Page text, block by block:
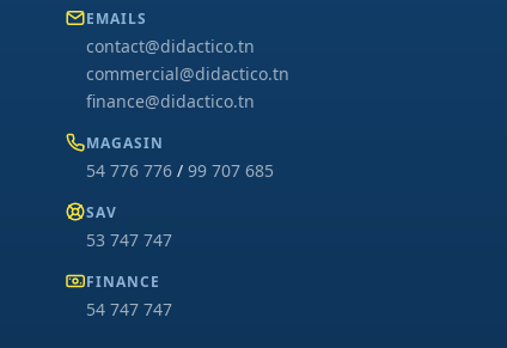
EMAILS
contact@didactico.tn
commercial@didactico.tn
finance@didactico.tn
MAGASIN
54 776 776/ 99 707 685
SAV
53 747 747
FINANCE
54 747 747